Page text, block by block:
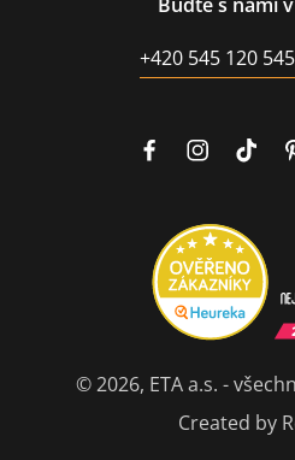
+420 545 120 545
© 2026, ETA a.s. -
Created by